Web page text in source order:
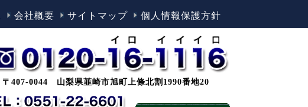
会社概要 サイトマップ 個人情報保護方針
〒407-0044 山梨県韮崎市旭町上條北割1990番地20